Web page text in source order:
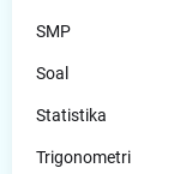
SMP
Soal
Statistika
Trigonometri